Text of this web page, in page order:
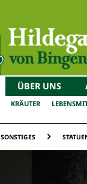
ÜBER UNS
KRÄUTER
SONSTIGES